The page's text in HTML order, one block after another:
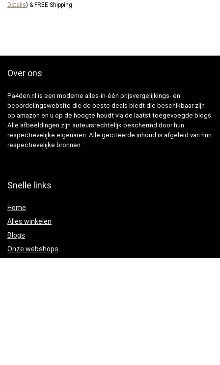
Details) & FREE Shipping
Over ons
Pa4den.nl is een moderne alles-in-één prijsvergelijkings- en
beoordelingswebsite die de beste deals biedt die beschikbaar zijn
op amazon en u op de hoogte houdt via de laatst toegevoegde blogs.
Alle afbeeldingen zijn auteursrechtelijk beschermd door hun
respectievelijke eigenaren. Alle geciteerde inhoud is afgeleid van hun
respectievelijke bronnen.
Snelle links
Home
Alles winkelen
Blogs
Onze webshops